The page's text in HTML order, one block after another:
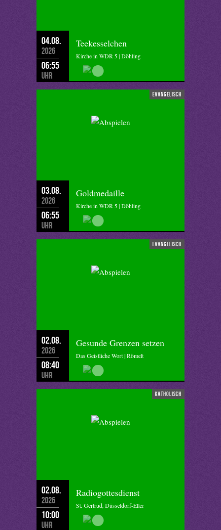
04.08.
2026
06:55
Uhr
Teekesselchen
Kirche in WDR 5 | Döhling
evangelisch
03.08.
2026
06:55
Uhr
Goldmedaille
Kirche in WDR 5 | Döhling
evangelisch
02.08.
2026
08:40
Uhr
Gesunde Grenzen setzen
Das Geistliche Wort | Römelt
katholisch
02.08.
2026
10:00
Uhr
Radiogottesdienst
St. Gertrud, Düsseldorf-Eller